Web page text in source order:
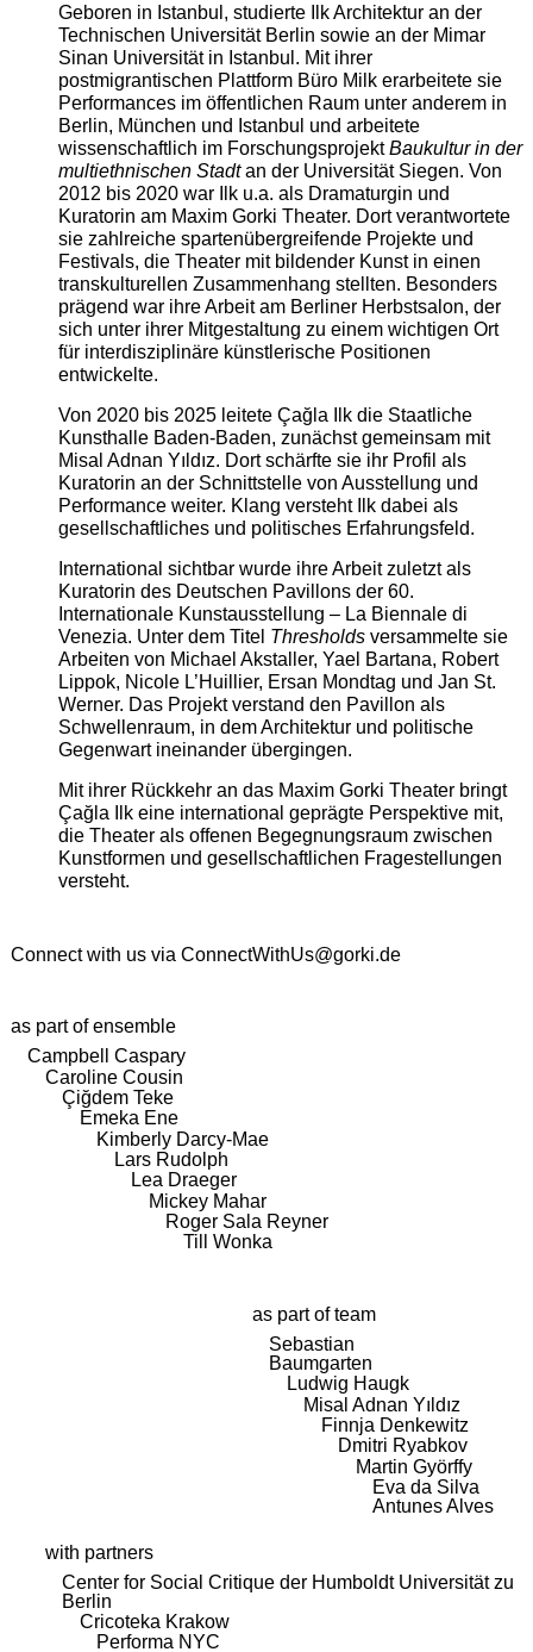
Geboren in Istanbul, studierte Ilk Architektur an der
Technischen Universität Berlin sowie an der Mimar
Sinan Universität in Istanbul. Mit ihrer
postmigrantischen Plattform Büro Milk erarbeitete sie
Performances im öffentlichen Raum unter anderem in
Berlin, München und Istanbul und arbeitete
wissenschaftlich im ForschungsprojektBaukultur in der
multiethnischen Stadtan der Universität Siegen. Von
2012 bis 2020 war Ilk u.a. als Dramaturgin und
Kuratorin am Maxim Gorki Theater. Dort verantwortete
sie zahlreiche spartenübergreifende Projekte und
Festivals, die Theater mit bildender Kunst in einen
transkulturellen Zusammenhang stellten. Besonders
prägend war ihre Arbeit am Berliner Herbstsalon, der
sich unter ihrer Mitgestaltung zu einem wichtigen Ort
für interdisziplinäre künstlerische Positionen
entwickelte.
Von 2020 bis 2025 leitete Çağla Ilk die Staatliche
Kunsthalle Baden-Baden, zunächst gemeinsam mit
Misal Adnan Yıldız. Dort schärfte sie ihr Profil als
Kuratorin an der Schnittstelle von Ausstellung und
Performance weiter. Klang versteht Ilk dabei als
gesellschaftliches und politisches Erfahrungsfeld.
International sichtbar wurde ihre Arbeit zuletzt als
Kuratorin des Deutschen Pavillons der 60.
Internationale Kunstausstellung – La Biennale di
Venezia. Unter dem Titel Thresholdsversammelte sie
Arbeiten von Michael Akstaller, Yael Bartana, Robert
Lippok, Nicole L’Huillier, Ersan Mondtag und Jan St.
Werner. Das Projekt verstand den Pavillon als
Schwellenraum, in dem Architektur und politische
Gegenwart ineinander übergingen.
Mit ihrer Rückkehr an das Maxim Gorki Theater bringt
Çağla Ilk eine international geprägte Perspektive mit,
die Theater als offenen Begegnungsraum zwischen
Kunstformen und gesellschaftlichen Fragestellungen
versteht.
Connect with us via ConnectWithUs@gorki.de
as part of ensemble
Campbell Caspary
Caroline Cousin
Çiğdem Teke
Emeka Ene
Kimberly Darcy-Mae
Lars Rudolph
Lea Draeger
Mickey Mahar
Roger Sala Reyner
Till Wonka
as part of team
Sebastian
Baumgarten
Ludwig Haugk
Misal Adnan Yıldız
Finnja Denkewitz
Dmitri Ryabkov
Martin Györffy
Eva da Silva
Antunes Alves
with partners
Center for Social Critique der Humboldt Universität zu
Berlin
Cricoteka Krakow
Performa NYC